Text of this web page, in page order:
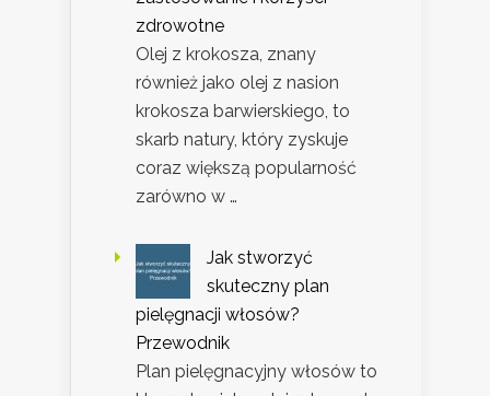
zdrowotne
Olej z krokosza, znany
również jako olej z nasion
krokosza barwierskiego, to
skarb natury, który zyskuje
coraz większą popularność
zarówno w …
Jak stworzyć
skuteczny plan
pielęgnacji włosów?
Przewodnik
Plan pielęgnacyjny włosów to